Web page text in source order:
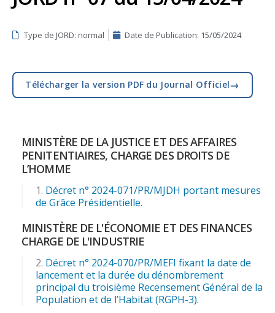
Type de JORD: normal Date de Publication: 15/05/2024
Télécharger la version PDF du Journal Officiel→
MINISTÈRE DE LA JUSTICE ET DES AFFAIRES
PENITENTIAIRES, CHARGE DES DROITS DE
L’HOMME
Décret n° 2024-071/PR/MJDH portant mesures
de Grâce Présidentielle.
MINISTÈRE DE L'ÉCONOMIE ET DES FINANCES
CHARGE DE L'INDUSTRIE
Décret n° 2024-070/PR/MEFI fixant la date de
lancement et la durée du dénombrement
principal du troisième Recensement Général de la
Population et de l’Habitat (RGPH-3).